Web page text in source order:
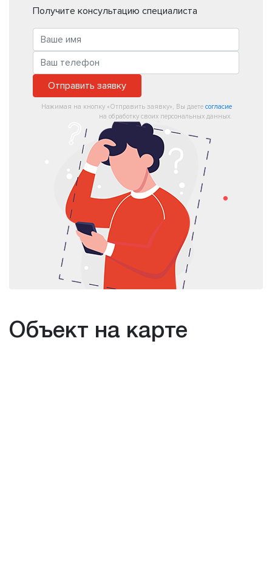
Получите консультацию специалиста
Отправить заявку
Нажимая на кнопку «Отправить заявку», Вы даете согласие
на обработку своих персональных данных.
Объект на карте